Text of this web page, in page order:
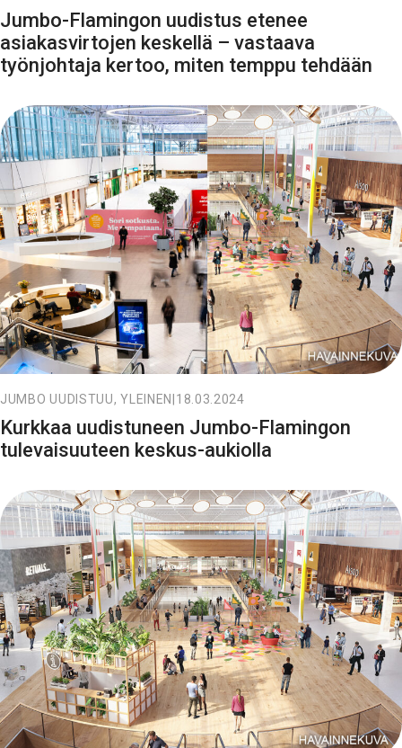
Jumbo-Flamingon uudistus etenee
asiakasvirtojen keskellä – vastaava
työnjohtaja kertoo, miten temppu tehdään
JUMBO UUDISTUU, YLEINEN 18.03.2024
Kurkkaa uudistu­neen Jumbo-Flamingon
tulevaisuuteen keskus-aukiolla